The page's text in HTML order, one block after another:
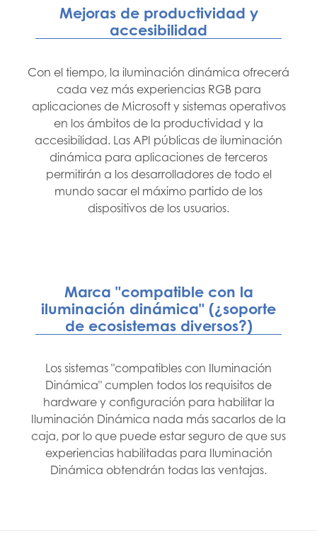
Mejoras de productividad y
accesibilidad
Con el tiempo, la iluminación dinámica ofrecerá
cada vez más experiencias RGB para
aplicaciones de Microsoft y sistemas operativos
en los ámbitos de la productividad y la
accesibilidad. Las API públicas de iluminación
dinámica para aplicaciones de terceros
permitirán a los desarrolladores de todo el
mundo sacar el máximo partido de los
dispositivos de los usuarios.
Marca "compatible con la
iluminación dinámica" (¿soporte
de ecosistemas diversos?)
Los sistemas "compatibles con Iluminación
Dinámica" cumplen todos los requisitos de
hardware y configuración para habilitar la
Iluminación Dinámica nada más sacarlos de la
caja, por lo que puede estar seguro de que sus
experiencias habilitadas para Iluminación
Dinámica obtendrán todas las ventajas.